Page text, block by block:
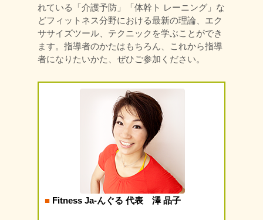
れている「介護予防」「体幹ト レーニング」な
どフィットネス分野における最新の理論、エク
ササイズツール、テクニックを学ぶことができ
ます。指導者のかたはもちろん、これから指導
者になりたいかた、ぜひご参加ください。
■ Fitness Ja-んぐる 代表 澤 晶子